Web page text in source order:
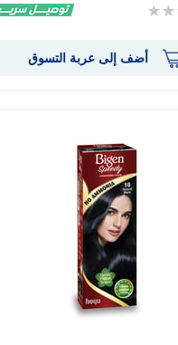
أضف إلى عربة التسوق